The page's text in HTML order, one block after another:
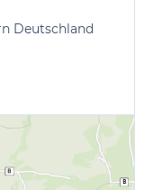
Deutschland